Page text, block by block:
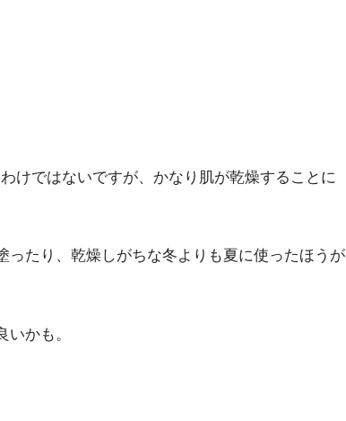
けではないですが、かなり肌が乾燥することに
ったり、乾燥しがちな冬よりも夏に使ったほうが
かも。